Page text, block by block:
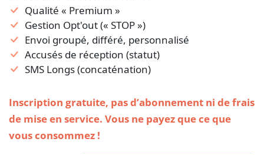
Qualité « Premium »
Gestion Opt'out (« STOP »)
Envoi groupé, différé, personnalisé
Accusés de réception (statut)
SMS Longs (concaténation)
Inscription gratuite, pas d’abonnement ni de frais
de mise en service. Vous ne payez que ce que
vous consommez !